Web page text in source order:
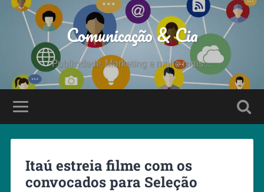
Comunicação & Cia
Publicidade, Marketing e muito mais....
Itaú estreia filme com os
convocados para Seleção